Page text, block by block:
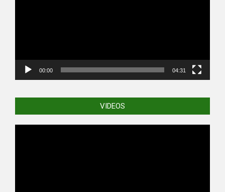
00:00 04:31
VIDEOS